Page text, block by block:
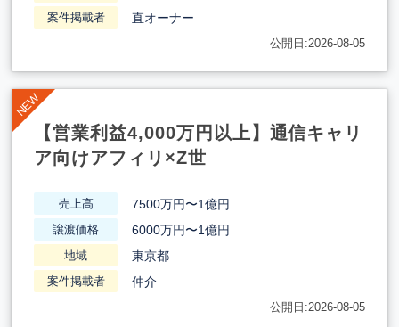
案件掲載者 直オーナー
公開日:2026-08-05
【営業利益4,000万円以上】通信キャリ
ア向けアフィリ×Z世
売上高 7500万円〜1億円
譲渡価格 6000万円〜1億円
地域 東京都
案件掲載者 仲介
公開日:2026-08-05